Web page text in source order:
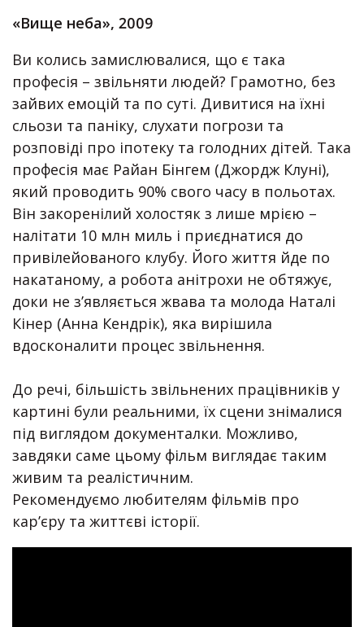
«Вище неба», 2009
Ви колись замислювалися, що є така
професія – звільняти людей? Грамотно, без
зайвих емоцій та по суті. Дивитися на їхні
сльози та паніку, слухати погрози та
розповіді про іпотеку та голодних дітей. Така
професія має Райан Бінгем (Джордж Клуні),
який проводить 90% свого часу в польотах.
Він закоренілий холостяк з лише мрією –
налітати 10 млн миль і приєднатися до
привілейованого клубу. Його життя йде по
накатаному, а робота анітрохи не обтяжує,
доки не з’являється жвава та молода Наталі
Кінер (Анна Кендрік), яка вирішила
вдосконалити процес звільнення.
До речі, більшість звільнених працівників у
картині були реальними, їх сцени знімалися
під виглядом документалки. Можливо,
завдяки саме цьому фільм виглядає таким
живим та реалістичним.
Рекомендуємо любителям фільмів про
кар’єру та життєві історії.